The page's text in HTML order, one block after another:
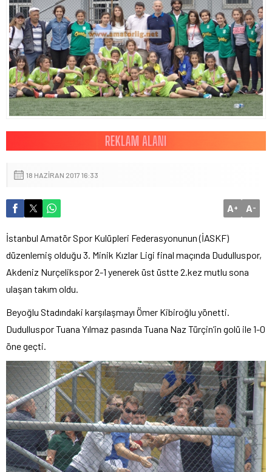
18 HAZIRAN 2017 16:33
A+ A-
İstanbul Amatör Spor Kulüpleri Federasyonunun (İASKF)
düzenlemiş olduğu 3. Minik Kızlar Ligi final maçında Dudulluspor,
Akdeniz Nurçelikspor 2-1 yenerek üst üstte 2.kez mutlu sona
ulaşan takım oldu.
Beyoğlu Stadındaki karşılaşmayı Ömer Kibiroğlu yönetti.
Dudulluspor Tuana Yılmaz pasında Tuana Naz Türçin’in golü ile 1-0
öne geçti.